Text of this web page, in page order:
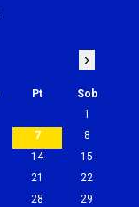
›
Pt
Sob
1
7
8
14
15
21
22
28
29